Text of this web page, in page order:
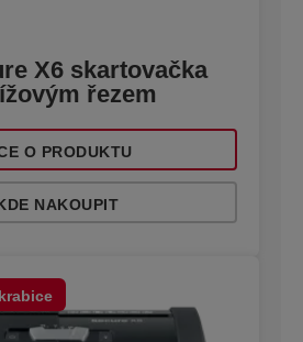
X6 skartovačka
řezem
O PRODUKTU
NAKOUPIT